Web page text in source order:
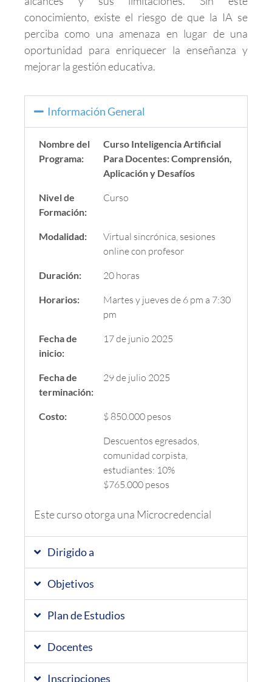
conocimiento, existe el riesgo de que la IA se
perciba como una amenaza en lugar de una
oportunidad para enriquecer la enseñanza y
mejorar la gestión educativa.
Información General
Nombre del
Programa:
Curso Inteligencia Artificial
Para Docentes: Comprensión,
Aplicación y Desafíos
Nivel de
Formación:
Curso
Modalidad:
Virtual sincrónica, sesiones
online con profesor
Duración: 20 horas
Horarios:
Martes y jueves de 6 pm a 7:30
pm
Fecha de
inicio:
17 de junio 2025
Fecha de
terminación:
29 de julio 2025
Costo:
$ 850.000 pesos
Descuentos egresados,
comunidad corpista,
estudiantes: 10%
$765.000 pesos
Este curso otorga una Microcredencial
Dirigido a
Objetivos
Plan de Estudios
Docentes
Inscripciones